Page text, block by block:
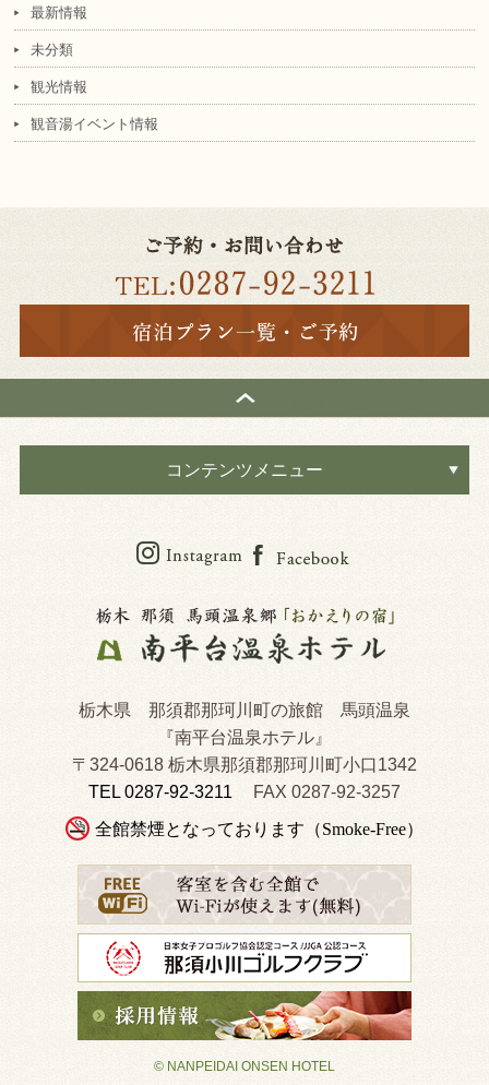
最新情報
未分類
観光情報
観音湯イベント情報
コンテンツメニュー
栃木県 那須郡那珂川町の旅館 馬頭温泉
『南平台温泉ホテル』
〒324-0618 栃木県那須郡那珂川町小口1342
TEL 0287-92-3211
FAX 0287-92-3257
全館禁煙となっております（Smoke-Free）
© NANPEIDAI ONSEN HOTEL